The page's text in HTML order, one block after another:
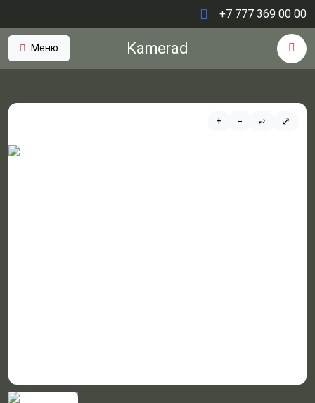
+7 777 369 00 00
Меню Kamerad
+ − ⤾ ⤢